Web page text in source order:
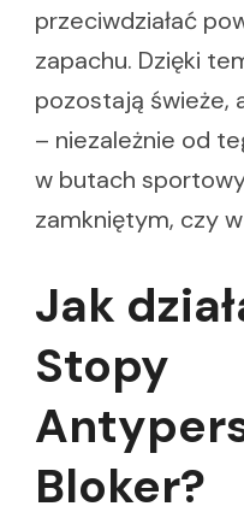
przeciwdziałać
zapachu. Dzięki
pozostają świeże,
– niezależnie od
w butach
zamkniętym, czy
Jak
Stopy
Bloker?